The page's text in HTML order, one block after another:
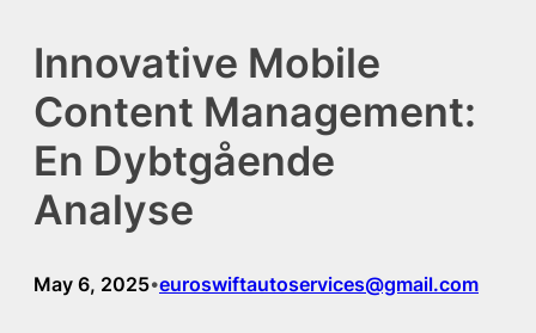
Innovative Mobile
Content Management:
En Dybtgående
Analyse
May 6, 2025•euroswiftautoservices@gmail.com